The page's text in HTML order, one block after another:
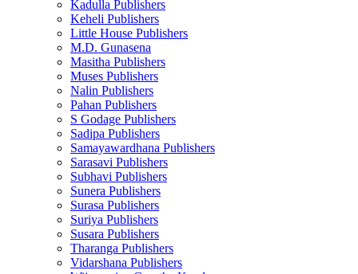
Kadulla Publishers
Keheli Publishers
Little House Publishers
M.D. Gunasena
Masitha Publishers
Muses Publishers
Nalin Publishers
Pahan Publishers
S Godage Publishers
Sadipa Publishers
Samayawardhana Publishers
Sarasavi Publishers
Subhavi Publishers
Sunera Publishers
Surasa Publishers
Suriya Publishers
Susara Publishers
Tharanga Publishers
Vidarshana Publishers